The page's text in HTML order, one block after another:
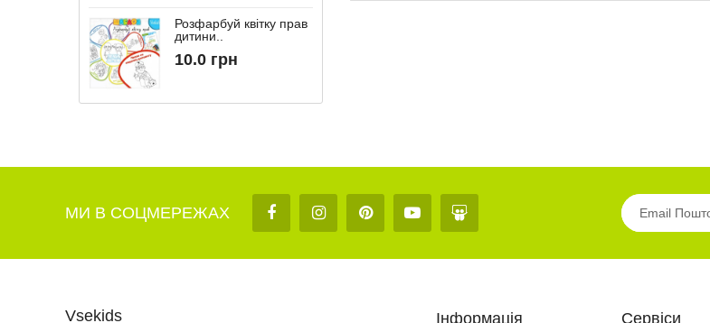
Розфарбуй квітку прав
дитини..
10.0 грн
МИ В СОЦМЕРЕЖАХ
Vsekids Інформація Сервіси